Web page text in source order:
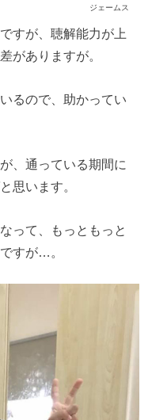
ジェームス
すが、聴解能力が上
がありますが。
るので、助かってい
、通っている期間に
思います。
って、もっともっと
すが…。